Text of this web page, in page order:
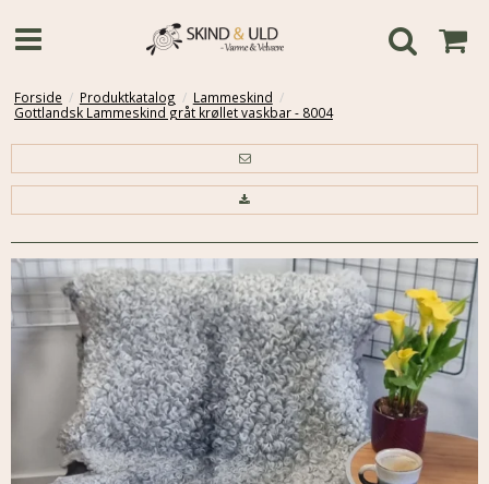
Forside / Produktkatalog / Lammeskind /
Gottlandsk Lammeskind gråt krøllet vaskbar - 8004